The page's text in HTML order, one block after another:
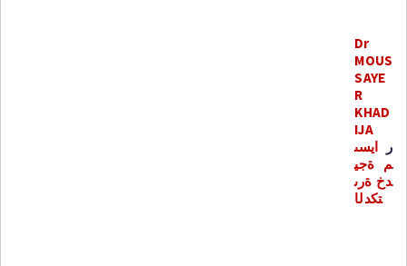
Dr
MOUS
SAYE
R
KHAD
IJA
ر
ايسى
م ةجي
دخ ةر ى
تكدلا